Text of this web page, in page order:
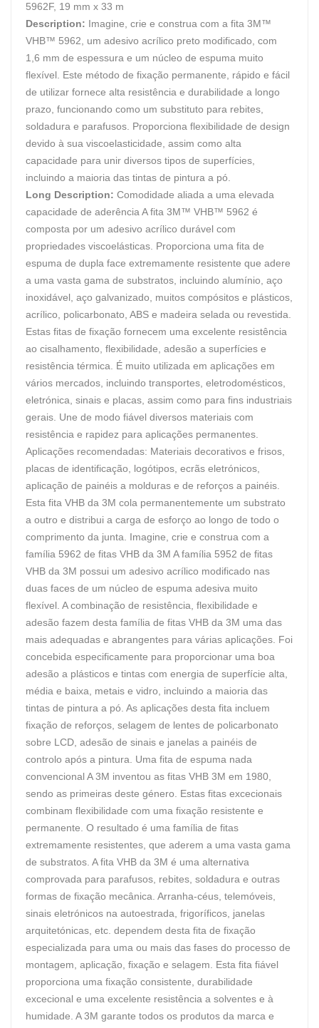
5962F, 19 mm x 33 m
Description: Imagine, crie e construa com a fita 3M™
VHB™ 5962, um adesivo acrílico preto modificado, com
1,6 mm de espessura e um núcleo de espuma muito
flexível. Este método de fixação permanente, rápido e fácil
de utilizar fornece alta resistência e durabilidade a longo
prazo, funcionando como um substituto para rebites,
soldadura e parafusos. Proporciona flexibilidade de design
devido à sua viscoelasticidade, assim como alta
capacidade para unir diversos tipos de superfícies,
incluindo a maioria das tintas de pintura a pó.
Long Description: Comodidade aliada a uma elevada
capacidade de aderência A fita 3M™ VHB™ 5962 é
composta por um adesivo acrílico durável com
propriedades viscoelásticas. Proporciona uma fita de
espuma de dupla face extremamente resistente que adere
a uma vasta gama de substratos, incluindo alumínio, aço
inoxidável, aço galvanizado, muitos compósitos e plásticos,
acrílico, policarbonato, ABS e madeira selada ou revestida.
Estas fitas de fixação fornecem uma excelente resistência
ao cisalhamento, flexibilidade, adesão a superfícies e
resistência térmica. É muito utilizada em aplicações em
vários mercados, incluindo transportes, eletrodomésticos,
eletrónica, sinais e placas, assim como para fins industriais
gerais. Une de modo fiável diversos materiais com
resistência e rapidez para aplicações permanentes.
Aplicações recomendadas: Materiais decorativos e frisos,
placas de identificação, logótipos, ecrãs eletrónicos,
aplicação de painéis a molduras e de reforços a painéis.
Esta fita VHB da 3M cola permanentemente um substrato
a outro e distribui a carga de esforço ao longo de todo o
comprimento da junta. Imagine, crie e construa com a
família 5962 de fitas VHB da 3M A família 5952 de fitas
VHB da 3M possui um adesivo acrílico modificado nas
duas faces de um núcleo de espuma adesiva muito
flexível. A combinação de resistência, flexibilidade e
adesão fazem desta família de fitas VHB da 3M uma das
mais adequadas e abrangentes para várias aplicações. Foi
concebida especificamente para proporcionar uma boa
adesão a plásticos e tintas com energia de superfície alta,
média e baixa, metais e vidro, incluindo a maioria das
tintas de pintura a pó. As aplicações desta fita incluem
fixação de reforços, selagem de lentes de policarbonato
sobre LCD, adesão de sinais e janelas a painéis de
controlo após a pintura. Uma fita de espuma nada
convencional A 3M inventou as fitas VHB 3M em 1980,
sendo as primeiras deste género. Estas fitas excecionais
combinam flexibilidade com uma fixação resistente e
permanente. O resultado é uma família de fitas
extremamente resistentes, que aderem a uma vasta gama
de substratos. A fita VHB da 3M é uma alternativa
comprovada para parafusos, rebites, soldadura e outras
formas de fixação mecânica. Arranha-céus, telemóveis,
sinais eletrónicos na autoestrada, frigoríficos, janelas
arquitetónicas, etc. dependem desta fita de fixação
especializada para uma ou mais das fases do processo de
montagem, aplicação, fixação e selagem. Esta fita fiável
proporciona uma fixação consistente, durabilidade
excecional e uma excelente resistência a solventes e à
humidade. A 3M garante todos os produtos da marca e